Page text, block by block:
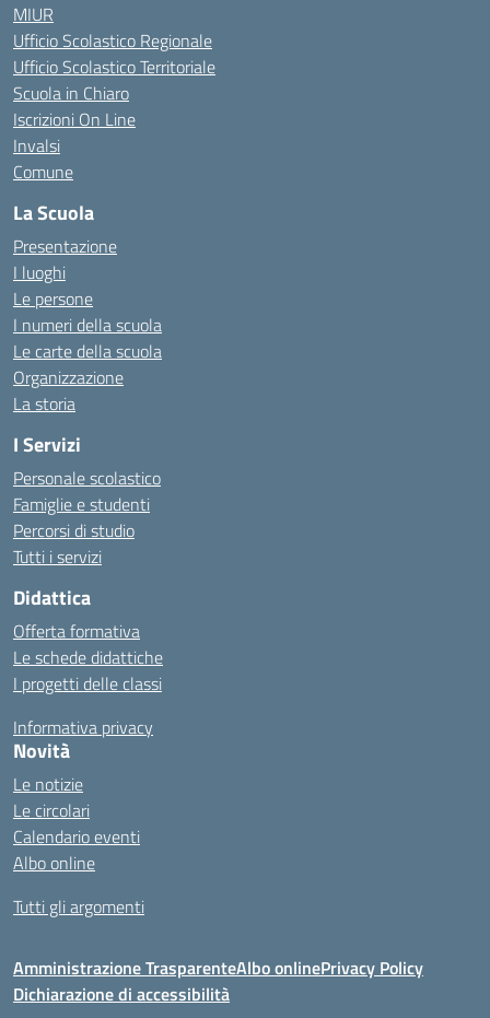
MIUR
Ufficio Scolastico Regionale
Ufficio Scolastico Territoriale
Scuola in Chiaro
Iscrizioni On Line
Invalsi
Comune
La Scuola
Presentazione
I luoghi
Le persone
I numeri della scuola
Le carte della scuola
Organizzazione
La storia
I Servizi
Personale scolastico
Famiglie e studenti
Percorsi di studio
Tutti i servizi
Didattica
Offerta formativa
Le schede didattiche
I progetti delle classi
Informativa privacy
Novità
Le notizie
Le circolari
Calendario eventi
Albo online
Tutti gli argomenti
Amministrazione TrasparenteAlbo onlinePrivacy Policy
Dichiarazione di accessibilità